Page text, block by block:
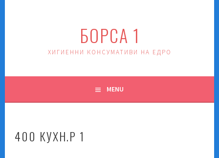
БОРСА 1
ХИГИЕННИ КОНСУМАТИВИ НА ЕДРО
MENU
400 КУХН.Р 1